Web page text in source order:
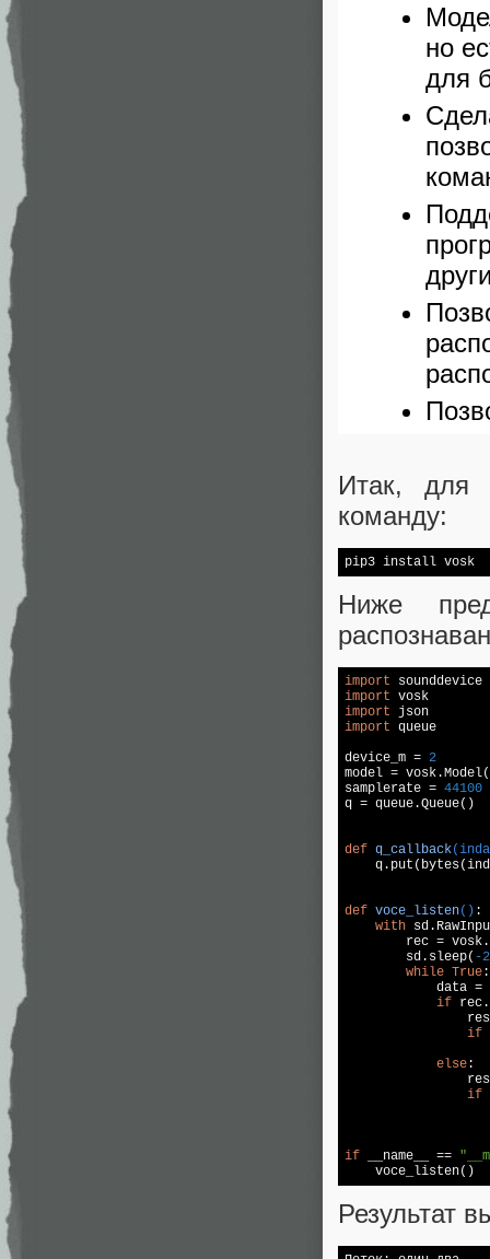
но
для
Итак, для
команду:
pip3 install vosk
Ниже
import sounddevice
import
import
import queue
device_m = 2
model = vosk.Model(
samplerate = 44100
q =
def q_callback
def voce_listen() :
with
rec =
        sd.sleep(
-
while True:
data =
if
if
else:
if
if __name__ ==
    voce_listen()
Результат